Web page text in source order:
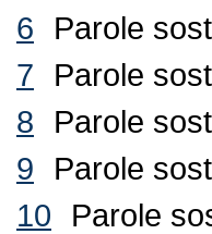
6
Parole
7
Parole
8
Parole
9
Parole
10
Parole